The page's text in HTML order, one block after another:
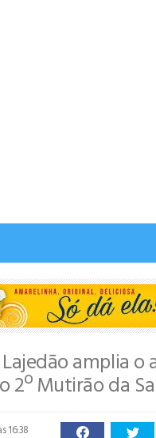
amplia o
2º Mutirão da
16:38